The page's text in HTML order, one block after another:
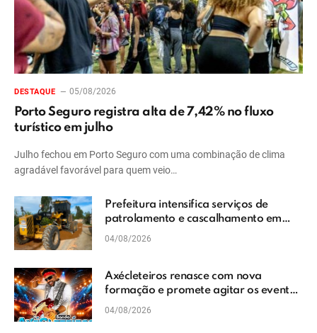
DESTAQUE 05/08/2026
Porto Seguro registra alta de 7,42% no fluxo
turístico em julho
Julho fechou em Porto Seguro com uma combinação de clima
agradável favorável para quem veio…
Prefeitura intensifica serviços de
patrolamento e cascalhamento em
Vera Cruz
04/08/2026
Axécleteiros renasce com nova
formação e promete agitar os eventos
do Extremo Sul da Bahia
04/08/2026